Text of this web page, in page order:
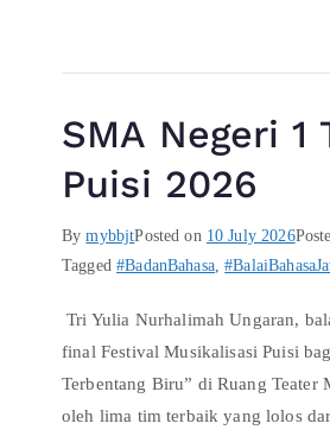
SMA Negeri
Puisi 2026
BymybbjtPosted on 10 July 2026
Tagged#BadanBahasa,
Tri Yulia Nurhalimah Ungaran,
final Festival Musikalisasi Puisi
Terbentang Biru” di Ruang
oleh lima tim terbaik yang lolos